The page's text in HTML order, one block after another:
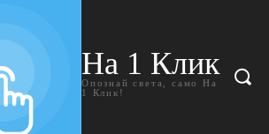
На 1 Клик
Опознай света, само На
1 Клик!